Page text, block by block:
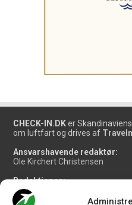
CHECK-IN.DK er
om luftfart og drives af
Ansvarshavende redaktør:
Ole Kirchert Christensen
Redaktionen:
Christian Granhøj Skouboe
Henrik Baumgarten